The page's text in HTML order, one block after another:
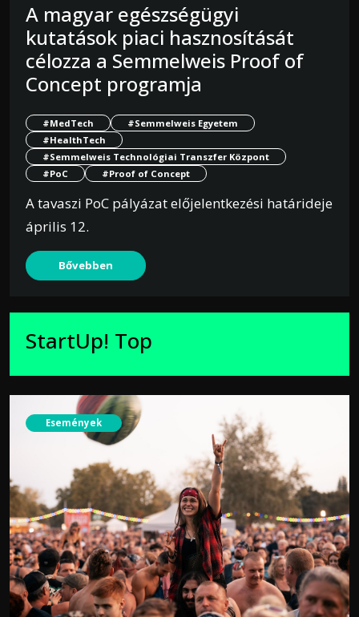
A magyar egészségügyi
kutatások piaci hasznosítását
célozza a Semmelweis Proof of
Concept programja
#MedTech
#Semmelweis Egyetem
#HealthTech
#Semmelweis Technológiai Transzfer Központ
#PoC
#Proof of Concept
A tavaszi PoC pályázat előjelentkezési határideje
április 12.
Bővebben
StartUp! Top
Események